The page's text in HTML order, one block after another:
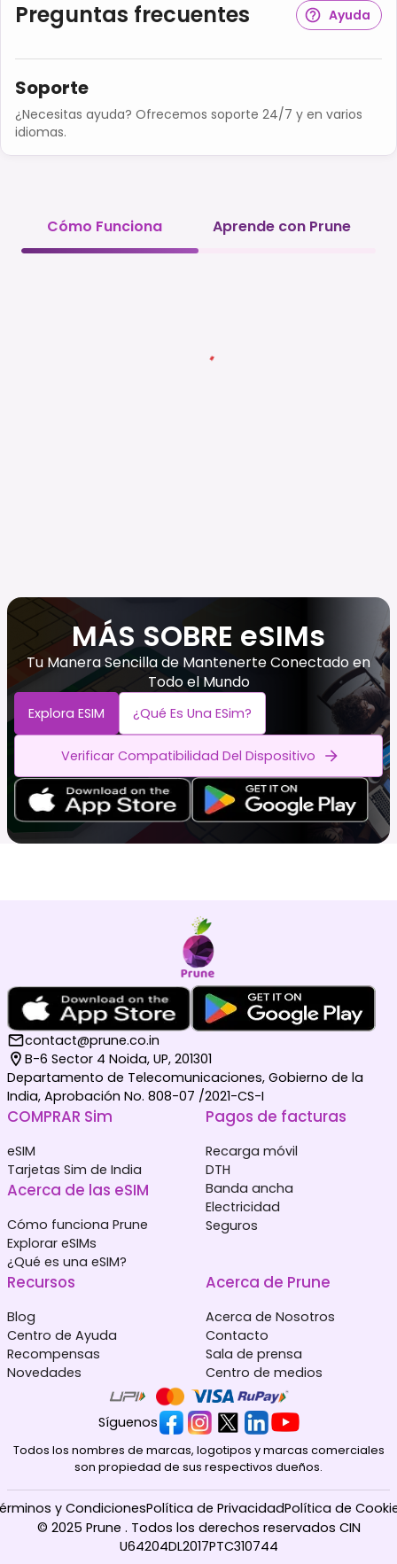
Preguntas frecuentes Ayuda
Soporte
¿Necesitas ayuda? Ofrecemos soporte 24/7 y en varios
idiomas.
Cómo Funciona Aprende con Prune
MÁS SOBRE eSIMs
Tu Manera Sencilla de Mantenerte Conectado en
Todo el Mundo
Explora ESIM ¿Qué Es Una ESim?
Verificar Compatibilidad Del Dispositivo
contact@prune.co.in
B-6 Sector 4 Noida, UP, 201301
Departamento de Telecomunicaciones, Gobierno de la
India, Aprobación No. 808-07 /2021-CS-I
COMPRAR Sim
eSIM
Tarjetas Sim de India
Acerca de las eSIM
Cómo funciona Prune
Explorar eSIMs
¿Qué es una eSIM?
Pagos de facturas
Recarga móvil
DTH
Banda ancha
Electricidad
Seguros
Recursos
Blog
Centro de Ayuda
Recompensas
Novedades
Acerca de Prune
Acerca de Nosotros
Contacto
Sala de prensa
Centro de medios
Síguenos
Todos los nombres de marcas, logotipos y marcas comerciales
son propiedad de sus respectivos dueños.
© 2025 Prune . Todos los derechos reservados CIN
U64204DL2017PTC310744
y CondicionesPolítica de PrivacidadPolítica de